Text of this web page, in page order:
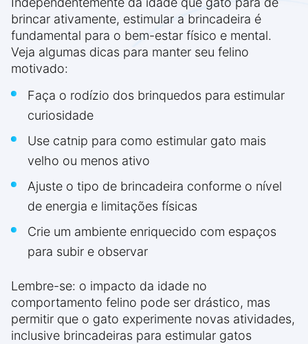
brincar ativamente, estimular a brincadeira é
fundamental para o bem-estar físico e mental.
Veja algumas dicas para manter seu felino
motivado:
Faça o rodízio dos brinquedos para estimular
curiosidade
Use catnip para como estimular gato mais
velho ou menos ativo
Ajuste o tipo de brincadeira conforme o nível
de energia e limitações físicas
Crie um ambiente enriquecido com espaços
para subir e observar
Lembre-se: o impacto da idade no
comportamento felino pode ser drástico, mas
permitir que o gato experimente novas atividades,
inclusive brincadeiras para estimular gatos